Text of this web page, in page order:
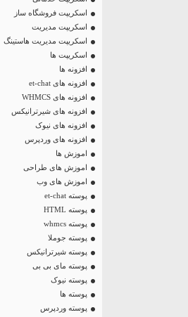
اسکریپت فروشگاه ساز
اسکریپت مدیریت
اسکریپت مدیریت هاستینگ
اسکریپت ها
افزونه ها
افزونه های et-chat
افزونه های WHMCS
افزونه های شیرترانیکس
افزونه های نیوک
افزونه های وردپرس
اموزش ها
اموزش های طراحی
اموزش های وب
پوسته et-chat
پوسته HTML
پوسته whmcs
پوسته جوملا
پوسته شیرترانیکس
پوسته مای بی بی
پوسته نیوک
پوسته ها
پوسته وردپرس